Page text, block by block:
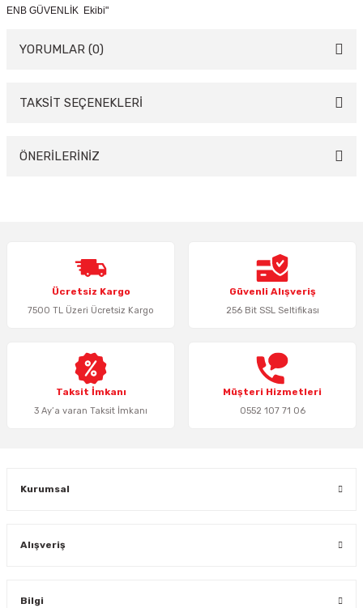
ENB GÜVENLİK Ekibi"
YORUMLAR (0)
Bu ürüne ilk yorumu siz yapın!
TAKSİT SEÇENEKLERİ
ÖNERİLERİNİZ
Ürün resmi kalitesiz, bozuk veya görüntülenemiyor.
Ürün açıklamasında eksik bilgiler bulunuyor.
Ürün bilgilerinde hatalar bulunuyor.
Bu ürüne benzer farklı alternatifler olmalı.
Ücretsiz Kargo
7500 TL Üzeri Ücretsiz Kargo
Güvenli Alışveriş
256 Bit SSL Seltifikası
Taksit İmkanı
3 Ay’a varan Taksit İmkanı
Müşteri Hizmetleri
0552 107 71 06
Kurumsal
Alışveriş
Bilgi